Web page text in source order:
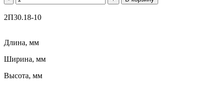
2П30.18-10
Длина, мм
Ширина, мм
Высота, мм